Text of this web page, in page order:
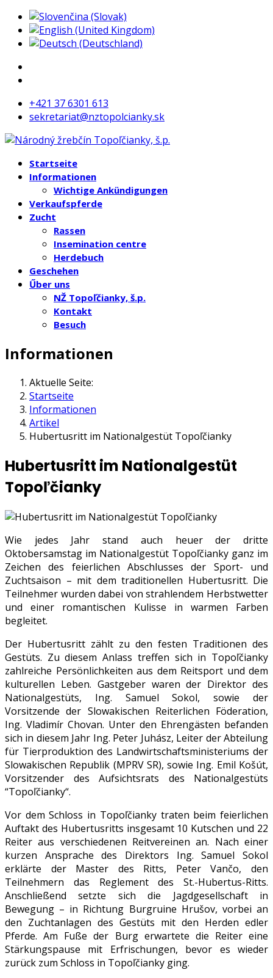
+421 37 6301 613
sekretariat@nztopolcianky.sk
Startseite
Informationen
Wichtige Ankündigungen
Verkaufspferde
Zucht
Rassen
Insemination centre
Herdebuch
Geschehen
Űber uns
NŽ Topoľčianky, š.p.
Kontakt
Besuch
Informationen
Aktuelle Seite:
Startseite
Informationen
Artikel
Hubertusritt im Nationalgestüt Topoľčianky
Hubertusritt im Nationalgestüt
Topoľčianky
Wie jedes Jahr stand auch heuer der dritte
Oktobersamstag im Nationalgestüt Topoľčianky ganz im
Zeichen des feierlichen Abschlusses der Sport- und
Zuchtsaison – mit dem traditionellen Hubertusritt. Die
Teilnehmer wurden dabei von strahlendem Herbstwetter
und einer romantischen Kulisse in warmen Farben
begleitet.
Der Hubertusritt zählt zu den festen Traditionen des
Gestüts. Zu diesem Anlass treffen sich in Topoľčianky
zahlreiche Persönlichkeiten aus dem Reitsport und dem
kulturellen Leben. Gastgeber waren der Direktor des
Nationalgestüts, Ing. Samuel Sokol, sowie der
Vorsitzende der Slowakischen Reiterlichen Föderation,
Ing. Vladimír Chovan. Unter den Ehrengästen befanden
sich in diesem Jahr Ing. Peter Juhász, Leiter der Abteilung
für Tierproduktion des Landwirtschaftsministeriums der
Slowakischen Republik (MPRV SR), sowie Ing. Emil Košút,
Vorsitzender des Aufsichtsrats des Nationalgestüts
“Topoľčianky“.
Vor dem Schloss in Topoľčianky traten beim feierlichen
Auftakt des Hubertusritts insgesamt 10 Kutschen und 22
Reiter aus verschiedenen Reitvereinen an. Nach einer
kurzen Ansprache des Direktors Ing. Samuel Sokol
erklärte der Master des Ritts, Peter Vančo, den
Teilnehmern das Reglement des St.-Hubertus-Ritts.
Anschließend setzte sich die Jagdgesellschaft in
Bewegung – in Richtung Burgruine Hrušov, vorbei an
den Zuchtanlagen des Gestüts mit den Herden edler
Pferde. Am Fuße der Burg erwartete die Reiter eine
Stärkungspause mit Erfrischungen, bevor es wieder
zurück zum Schloss in Topoľčianky ging.